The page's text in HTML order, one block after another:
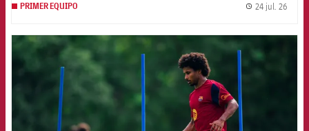
PRIMER EQUIPO 24 jul. 26
FCB Barcelona badge